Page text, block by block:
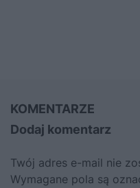
KOMENTARZE
Dodaj komentarz
Twój adres e-mail nie
Wymagane pola są